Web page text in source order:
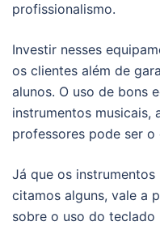
profissionalismo.
Investir nesses
os clientes além de
alunos. O uso de bons
instrumentos musicais,
professores pode ser o
Já que os
citamos alguns, vale a
sobre o uso do teclado